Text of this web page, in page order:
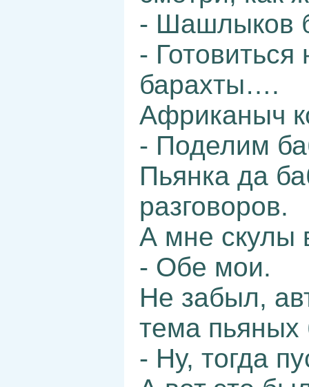
- Шашлыков
-
барахты….
Африканыч
- Поделим
Пьянка да
разговоров.
А мне скулы
- Обе мои.
Не забыл,
тема пьяных
- Ну, тогда